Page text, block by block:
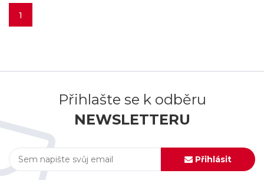
1
Přihlašte se k odběru
NEWSLETTERU
Přihlásit